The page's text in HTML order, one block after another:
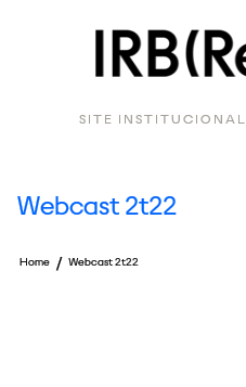
SITE INSTITUCIONAL
Webcast 2t22
Home / Webcast 2t22